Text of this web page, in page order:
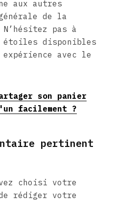
aux autres
de la
pas à
disponibles
avec le
son panier
facilement ?
pertinent
choisi votre
rédiger votre